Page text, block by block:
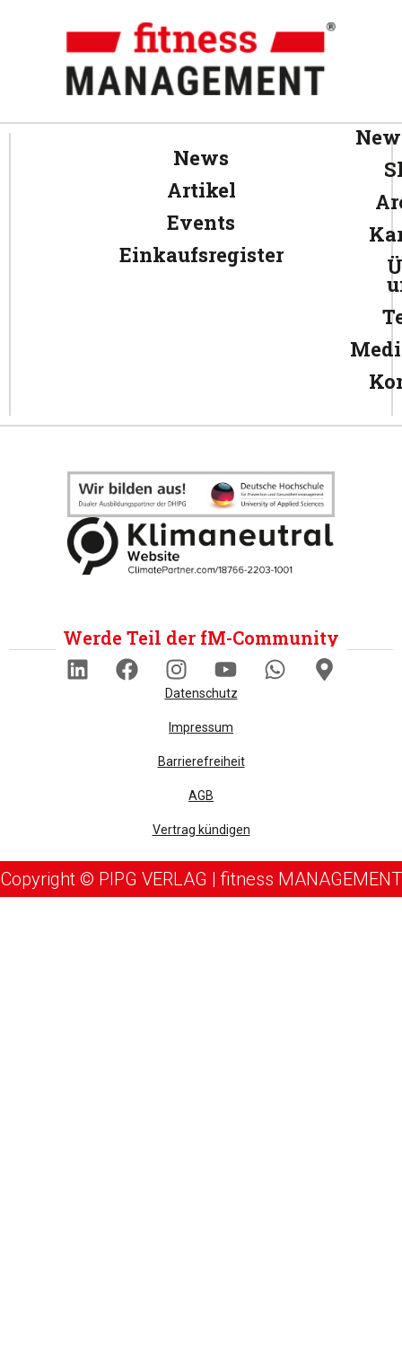
News
Artikel
Events
Einkaufsregister
Werde Teil der fM-Community
Datenschutz
Impressum
Barrierefreiheit
AGB
Vertrag kündigen
Copyright © PIPG VERLAG | fitness MANAGEMENT